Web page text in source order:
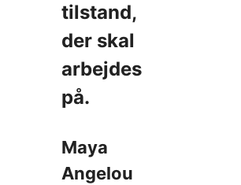
tilstand,
der skal
arbejdes
på.
Maya
Angelou